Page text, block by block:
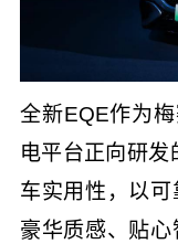
全新EQE作为
电平台正向研
车实用性，以
豪华质感、贴